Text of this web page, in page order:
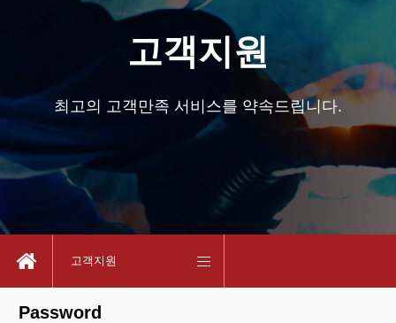
고객지원
최고의 고객만족 서비스를 약속드립니다.
고객지원
Password